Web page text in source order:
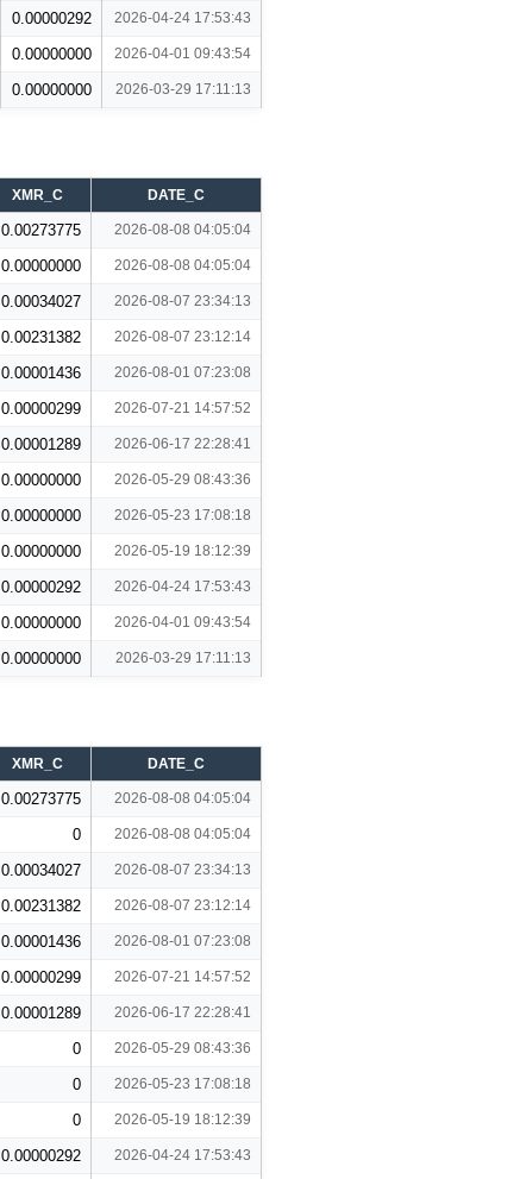
0.00000292 2026-04-24 17:53:43
0.00000000 2026-04-01 09:43:54
0.00000000 2026-03-29 17:11:13
XMR_C DATE_C
0.00273775 2026-08-08 04:05:04
0.00000000 2026-08-08 04:05:04
0.00034027 2026-08-07 23:34:13
0.00231382 2026-08-07 23:12:14
0.00001436 2026-08-01 07:23:08
0.00000299 2026-07-21 14:57:52
0.00001289 2026-06-17 22:28:41
0.00000000 2026-05-29 08:43:36
0.00000000 2026-05-23 17:08:18
0.00000000 2026-05-19 18:12:39
0.00000292 2026-04-24 17:53:43
0.00000000 2026-04-01 09:43:54
0.00000000 2026-03-29 17:11:13
XMR_C DATE_C
0.00273775 2026-08-08 04:05:04
0 2026-08-08 04:05:04
0.00034027 2026-08-07 23:34:13
0.00231382 2026-08-07 23:12:14
0.00001436 2026-08-01 07:23:08
0.00000299 2026-07-21 14:57:52
0.00001289 2026-06-17 22:28:41
0 2026-05-29 08:43:36
0 2026-05-23 17:08:18
0 2026-05-19 18:12:39
0.00000292 2026-04-24 17:53:43